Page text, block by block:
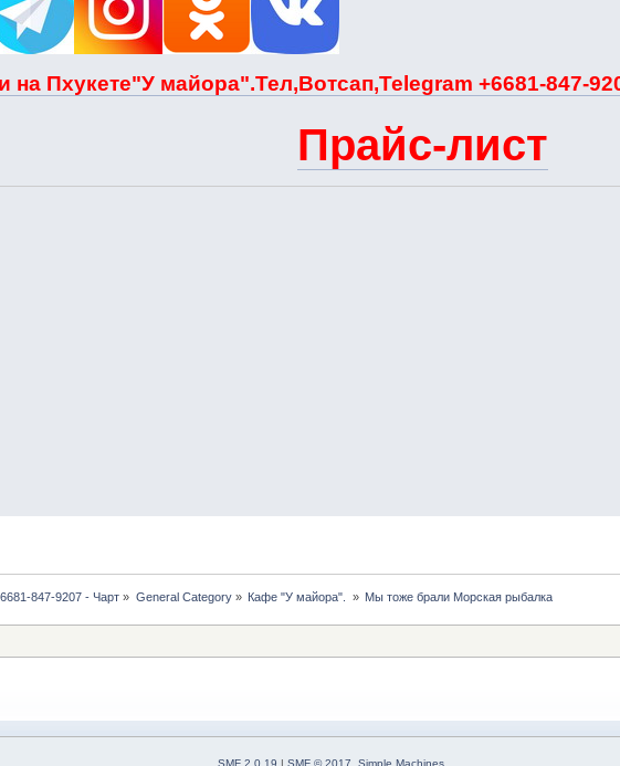
на Пхукете"У майора".Тел,Вотсап,Telegram +6681-847-
Прайс-лист
847-9207 - Чарт » General Category» Кафе "У майора". » Мы тоже брали Морская рыбалка
SMF 2.0.19 | SMF © 2017 Simple Machines